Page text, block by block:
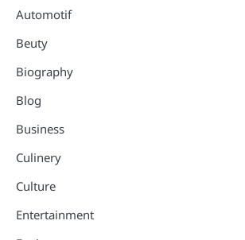
Automotif
Beuty
Biography
Blog
Business
Culinery
Culture
Entertainment